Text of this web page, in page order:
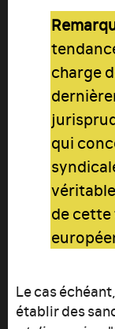
charge
qui
de
Le cas
établir des